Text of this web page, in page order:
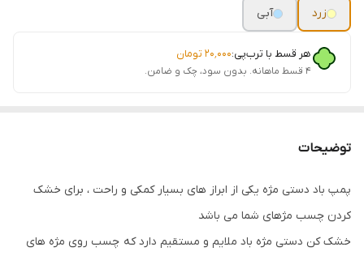
زرد
آبی
هر قسط با ترب‌پی:۲۰٬۰۰۰ تومان
۴ قسط ماهانه. بدون سود، چک و ضامن.
توضیحات
پمپ باد دستی مژه یکی از ابراز های بسیار کمکی و راحت ، برای خشک
کردن چسب مژهای شما می باشد
خشک کن دستی مژه باد ملایم و مستقیم دارد که چسب روی مژه های